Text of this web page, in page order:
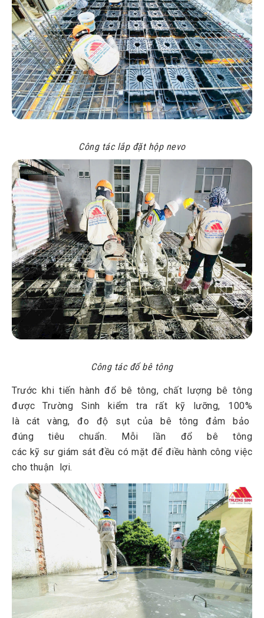
Công tác lắp đặt hộp nevo
Công tác đổ bê tông
Trước khi tiến hành đổ bê tông, chất lượng bê tông
được Trường Sinh kiểm tra rất kỹ lưỡng, 100%
là cát vàng, đo độ sụt của bê tông đảm bảo
đúng tiêu chuẩn. Mỗi lần đổ bê tông
các kỹ sư giám sát đều có mặt để điều hành công việc
cho thuận lợi.